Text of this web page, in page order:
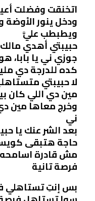
اتخنقت وفضلت
ودخل ينور
ويطبطب عليَّ
حبيبتي أهدي
جوزي ني يا بابا،
كده للدرجة دي
لا حبيبتي
مين دي اللي كان
وخرج معاها مين
ني
بعد الشر عنك يا
حاجة هتبقى
مش قادرة اسامحه
فرصة تانية
بس إنتِ تستاهلي